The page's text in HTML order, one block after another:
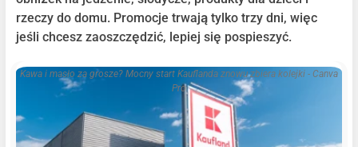
rzeczy do domu. Promocje trwają tylko trzy dni, więc
jeśli chcesz zaoszczędzić, lepiej się pospieszyć.
Kawa i masło za grosze? Mocny start Kauflanda znowu zbiera kolejki - Canva
Pro